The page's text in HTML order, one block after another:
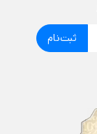
ثبت‌نام